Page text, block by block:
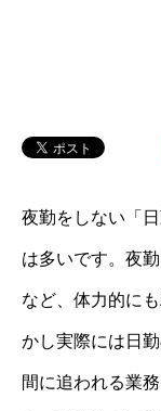
夜勤をしない「
は多いです。夜
など、体力的に
かし実際には日
間に追われる業